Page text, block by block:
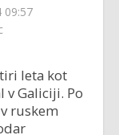
09:57
leta kot
v Galiciji. Po
ruskem